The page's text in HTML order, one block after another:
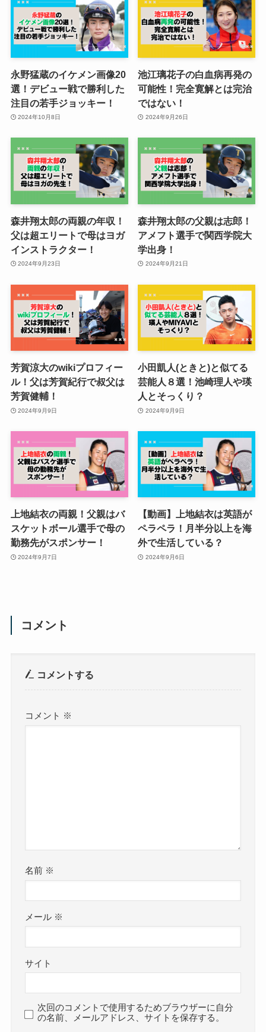
永野猛蔵のイケメン画像20
選！デビュー戦で勝利した
注目の若手ジョッキー！
2024年10月8日
池江璃花子の白血病再発の
可能性！完全寛解とは完治
ではない！
2024年9月26日
森井翔太郎の両親の年収！
父は超エリートで母はヨガ
インストラクター！
2024年9月23日
森井翔太郎の父親は志郎！
アメフト選手で関西学院大
学出身！
2024年9月21日
芳賀涼大のwikiプロフィー
ル！父は芳賀紀行で叔父は
芳賀健輔！
2024年9月9日
小田凱人(ときと)と似てる
芸能人８選！池崎理人や瑛
人とそっくり？
2024年9月9日
上地結衣の両親！父親はバ
スケットボール選手で母の
勤務先がスポンサー！
2024年9月7日
【動画】上地結衣は英語が
ペラペラ！月半分以上を海
外で生活している？
2024年9月6日
コメント
コメントする
コメント ※
名前 ※
メール ※
サイト
次回のコメントで使用するためブラウザーに自分
の名前、メールアドレス、サイトを保存する。